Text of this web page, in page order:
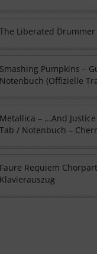
The Liberated
Smashing Pumpkins –
Notenbuch (Offizielle
Metallica – ...And
Tab / Notenbuch –
Faure Requiem
Klavierauszug